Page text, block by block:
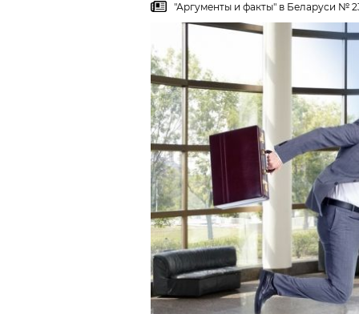
"Аргументы и факты" в Беларуси №